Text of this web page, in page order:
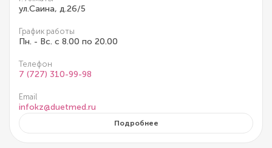
ул.Саина, д.26/5
График работы
Пн. - Вс. с 8.00 по 20.00
Телефон
7 (727) 310-99-98
Email
infokz@duetmed.ru
Подробнее